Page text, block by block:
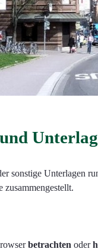
sonstige Unterlagen
zusammengestellt.
betrachten oder